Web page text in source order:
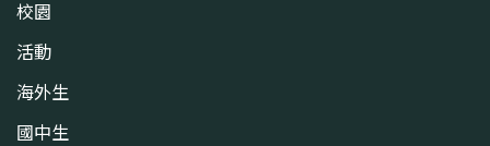
校園
活動
海外生
國中生